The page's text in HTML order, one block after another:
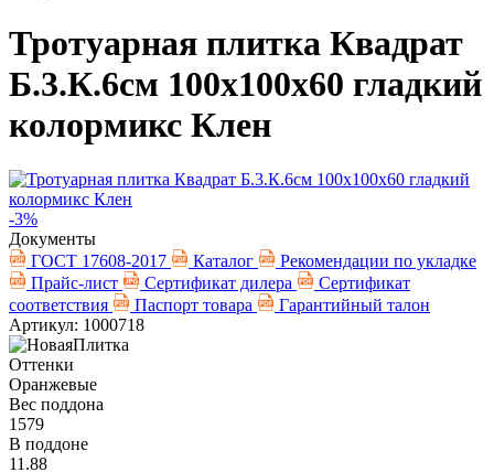
Тротуарная плитка Квадрат
Б.3.К.6см 100х100х60 гладкий
колормикс Клен
-3%
Документы
ГОСТ 17608-2017
Каталог
Рекомендации по укладке
Прайс-лист
Сертификат дилера
Сертификат
соответствия
Паспорт товара
Гарантийный талон
Артикул: 1000718
Оттенки
Оранжевые
Вес поддона
1579
В поддоне
11.88